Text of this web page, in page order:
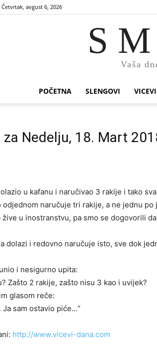
Četvrtak, avgust 6, 2026
S
Vaša
POČETNA SLENGOVI VICEVI
za Nedelju, 18. Mart
u kafanu i naručivao 3 rakije i tako
odjednom naručuje tri rakije, a ne jednu po
žive u inostranstvu, pa smo se dogovorili
dolazi i redovno naručuje isto, sve dok
i nesigurno upita:
Zašto 2 rakije, zašto nisu 3 kao i uvijek?
glasom reče:
Ja sam ostavio piće…“
http://www.vicevi-dana.com